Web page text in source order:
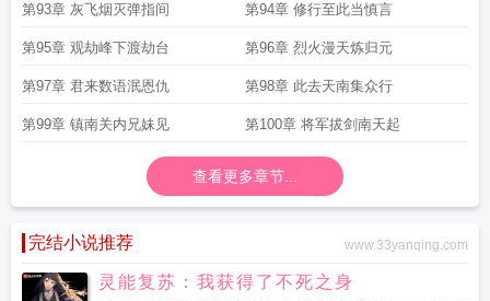
第93章 灰飞烟灭弹指间 第94章 修行至此当慎言
第95章 观劫峰下渡劫台 第96章 烈火漫天炼归元
第97章 君来数语泯恩仇 第98章 此去天南集众行
第99章 镇南关内兄妹见 第100章 将军拔剑南天起
查看更多章节...
完结小说推荐 www.33yanqing.com
灵能复苏：我获得了不死之身